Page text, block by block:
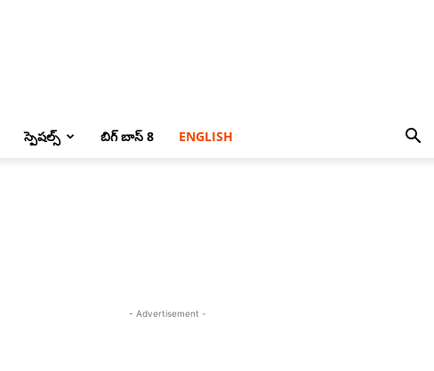
స్పెషల్స్ బిగ్ బాస్ 8 ENGLISH
- Advertisement -